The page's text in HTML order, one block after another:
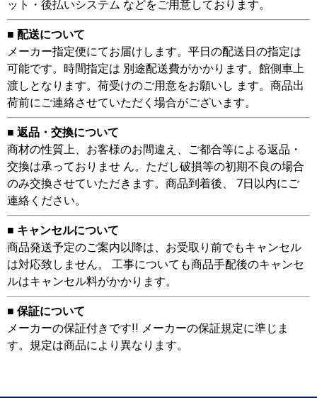
ット・後払いシステム などをご用意しております。
■ 配送について
メーカー指定便にてお届けします。平日の配送日の指定は
可能です。時間指定は 別途配送費がかかります。館側車上
渡しとなります。荷受けのご用意をお願いし ます。商品出
荷前にご連絡させていただく場合がございます。
■ 返品・交換について
商材の性質上、お客様のお間違え、ご都合等による返品・
交換は承っておりませ ん。ただし破損等の初期不良の場合
のみ交換させていただきます。商品到着後、 7日以内にご
連絡ください。
■ キャンセルについて
商品発送予定のご案内以降は、お受取り前でもキャンセル
は対応致しません。 工事についても商品手配後のキャンセ
ルはキャンセル料がかかります。
■ 保証について
メーカーの保証付きです!! メーカーの保証規定に準じま
す。規定は商品により異なります。